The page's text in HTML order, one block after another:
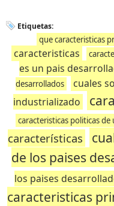
Etiquetas:
que caracteristicas
caracteristicas
es un pais
desarrollados
cuales
industrializado
caracteristicas politicas
características
de los paises
los paises
caracteristicas